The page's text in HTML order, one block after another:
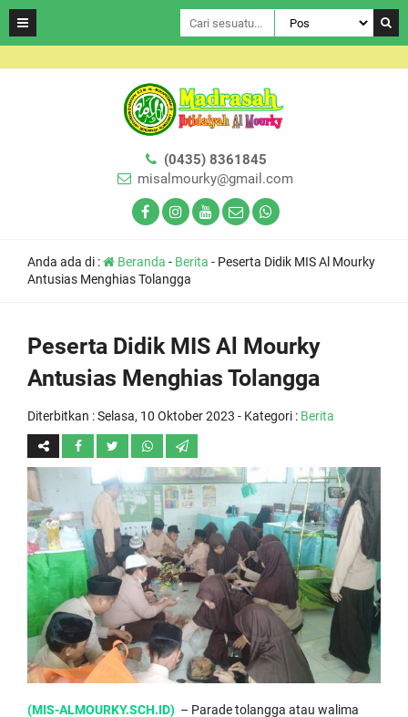
(0435) 8361845
misalmourky@gmail.com
Anda ada di : Beranda - Berita - Peserta Didik MIS Al Mourky
Antusias Menghias Tolangga
Peserta Didik MIS Al Mourky
Antusias Menghias Tolangga
Diterbitkan :Selasa, 10 Oktober 2023 - Kategori : Berita
(MIS-ALMOURKY.SCH.ID) – Parade tolangga atau walima